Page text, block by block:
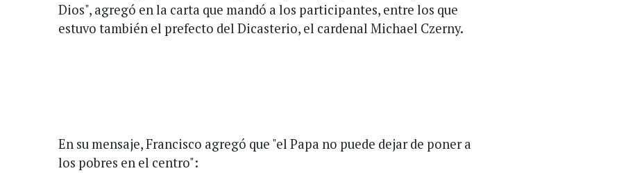
Dios", agregó en la carta que mandó a los participantes, entre los que
estuvo también el prefecto del Dicasterio, el cardenal Michael Czerny.
En su mensaje, Francisco agregó que "el Papa no puede dejar de poner a
los pobres en el centro":